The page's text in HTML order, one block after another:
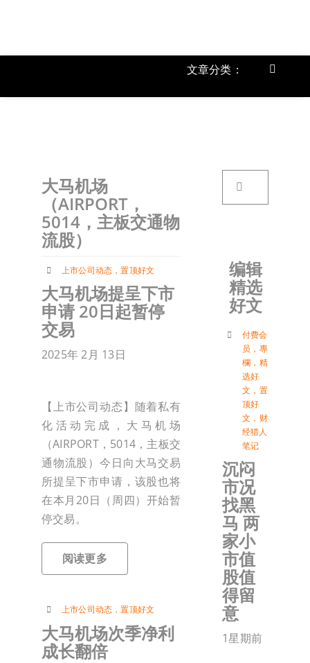
文章分类：
Toggle
大马机场
（AIRPORT，
5014，主板交通物
流股）
上市公司动态 ，置顶好文
大马机场提呈下市
申请 20日起暂停
交易
2025年 2月 13日
【上市公司动态】随着私有
化活动完成，大马机场
（AIRPORT，5014，主板交
通物流股）今日向大马交易
所提呈下市申请，该股也将
在本月20日（周四）开始暂
停交易。
阅读更多
上市公司动态 ，置顶好文
大马机场次季净利
成长翻倍
编辑
精选
好文
付费会
员 ， 專
欄 ， 精
选好
文 ， 置
顶好
文 ， 财
经猎人
笔记
沉闷
市况
找黑
马 两
家小
市值
股值
得留
意
1星期前